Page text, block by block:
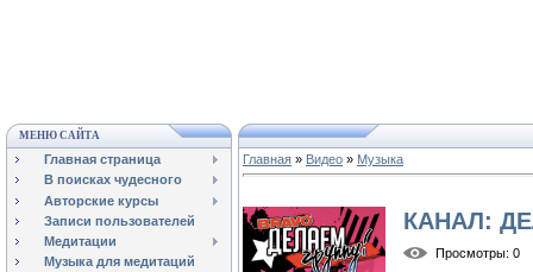
МЕНЮ САЙТА
Главная страница
В поисках чудесного
Авторские курсы
Записи пользователей
Медитации
Музыка для медитаций
Главная » Видео » Музыка
КАНАЛ:
Просмотры: 0